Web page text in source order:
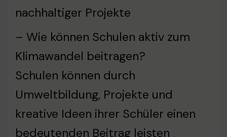
nachhaltiger Projekte
– Wie können Schulen aktiv zum
Klimawandel beitragen?
Schulen können durch
Umweltbildung, Projekte und
kreative Ideen ihrer Schüler einen
bedeutenden Beitrag leisten